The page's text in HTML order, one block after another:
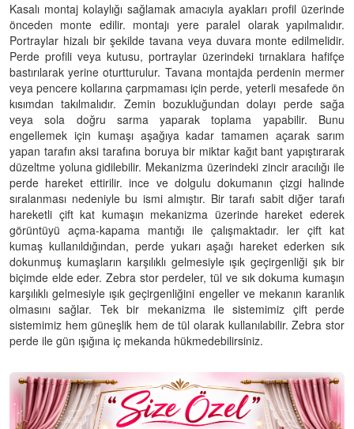
Kasalı montaj kolaylığı sağlamak amacıyla ayakları profil üzerinde
önceden monte edilir. montajı yere paralel olarak yapılmalıdır.
Portraylar hizalı bir şekilde tavana veya duvara monte edilmelidir.
Perde profili veya kutusu, portraylar üzerindeki tırnaklara hafifçe
bastırılarak yerine oturtturulur. Tavana montajda perdenin mermer
veya pencere kollarına çarpmaması için perde, yeterli mesafede ön
kısımdan takılmalıdır. Zemin bozukluğundan dolayı perde sağa
veya sola doğru sarma yaparak toplama yapabilir. Bunu
engellemek için kumaşı aşağıya kadar tamamen açarak sarım
yapan tarafın aksi tarafına boruya bir miktar kağıt bant yapıştırarak
düzeltme yoluna gidilebilir. Mekanizma üzerindeki zincir aracılığı ile
perde hareket ettirilir. ince ve dolgulu dokumanın çizgi halinde
sıralanması nedeniyle bu ismi almıştır. Bir tarafı sabit diğer tarafı
hareketli çift kat kumaşın mekanizma üzerinde hareket ederek
görüntüyü açma-kapama mantığı ile çalışmaktadır. ler çift kat
kumaş kullanıldığından, perde yukarı aşağı hareket ederken sık
dokunmuş kumaşların karşılıklı gelmesiyle ışık geçirgenliği şık bir
biçimde elde eder. Zebra stor perdeler, tül ve sık dokuma kumaşın
karşılıklı gelmesiyle ışık geçirgenliğini engeller ve mekanın karanlık
olmasını sağlar. Tek bir mekanizma ile sistemimiz çift perde
sistemimiz hem güneşlik hem de tül olarak kullanılabilir. Zebra stor
perde ile gün ışığına iç mekanda hükmedebilirsiniz.